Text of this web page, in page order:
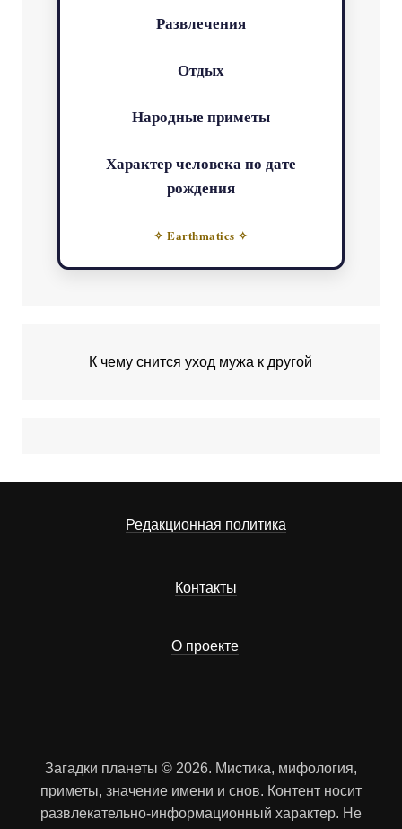
Развлечения
Отдых
Народные приметы
Характер человека по дате
рождения
✧ Earthmatics ✧
К чему снится уход мужа к другой
Редакционная политика
Контакты
О проекте
Загадки планеты © 2026. Мистика, мифология,
приметы, значение имени и снов. Контент носит
развлекательно-информационный характер. Не